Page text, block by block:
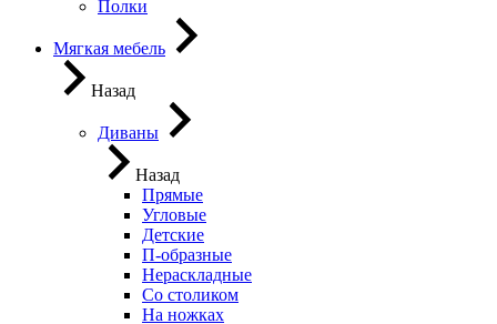
Полки
Мягкая мебель
Назад
Диваны
Назад
Прямые
Угловые
Детские
П-образные
Нераскладные
Со столиком
На ножках